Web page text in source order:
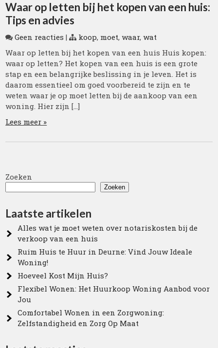
Waar op letten bij het kopen van een huis:
Tips en advies
Geen reacties | koop, moet,waar,wat
Waar op letten bij het kopen van een huis Huis kopen:
waar op letten? Het kopen van een huis is een grote
stap en een belangrijke beslissing in je leven. Het is
daarom essentieel om goed voorbereid te zijn en te
weten waar je op moet letten bij de aankoop van een
woning. Hier zijn […]
Lees meer »
Zoeken
Zoeken
Laatste artikelen
Alles wat je moet weten over notariskosten bij de
verkoop van een huis
Ruim Huis te Huur in Deurne: Vind Jouw Ideale
Woning!
Hoeveel Kost Mijn Huis?
Flexibel Wonen: Het Huurkoop Woning Aanbod voor
Jou
Comfortabel Wonen in een Zorgwoning:
Zelfstandigheid en Zorg Op Maat